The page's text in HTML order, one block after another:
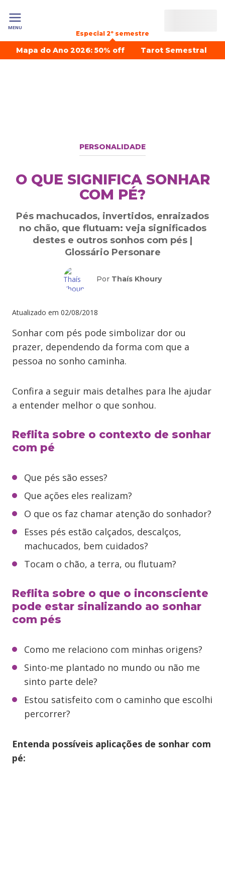
MENU
Especial 2º semestre
Mapa do Ano 2026: 50% off Tarot Semestral
PERSONALIDADE
O QUE SIGNIFICA SONHAR
COM PÉ?
Pés machucados, invertidos, enraizados
no chão, que flutuam: veja significados
destes e outros sonhos com pés |
Glossário Personare
Por Thaís Khoury
Atualizado em 02/08/2018
Sonhar com pés pode simbolizar dor ou
prazer, dependendo da forma com que a
pessoa no sonho caminha.
Confira a seguir mais detalhes para lhe ajudar
a entender melhor o que sonhou.
Reflita sobre o contexto de sonhar
com pé
Que pés são esses?
Que ações eles realizam?
O que os faz chamar atenção do sonhador?
Esses pés estão calçados, descalços,
machucados, bem cuidados?
Tocam o chão, a terra, ou flutuam?
Reflita sobre o que o inconsciente
pode estar sinalizando ao sonhar
com pés
Como me relaciono com minhas origens?
Sinto-me plantado no mundo ou não me
sinto parte dele?
Estou satisfeito com o caminho que escolhi
percorrer?
Entenda possíveis aplicações de sonhar com
pé: